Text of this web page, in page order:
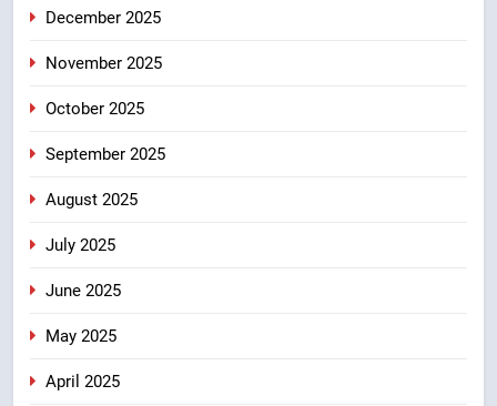
December 2025
November 2025
October 2025
September 2025
August 2025
July 2025
June 2025
May 2025
April 2025